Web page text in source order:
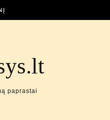
paprastai